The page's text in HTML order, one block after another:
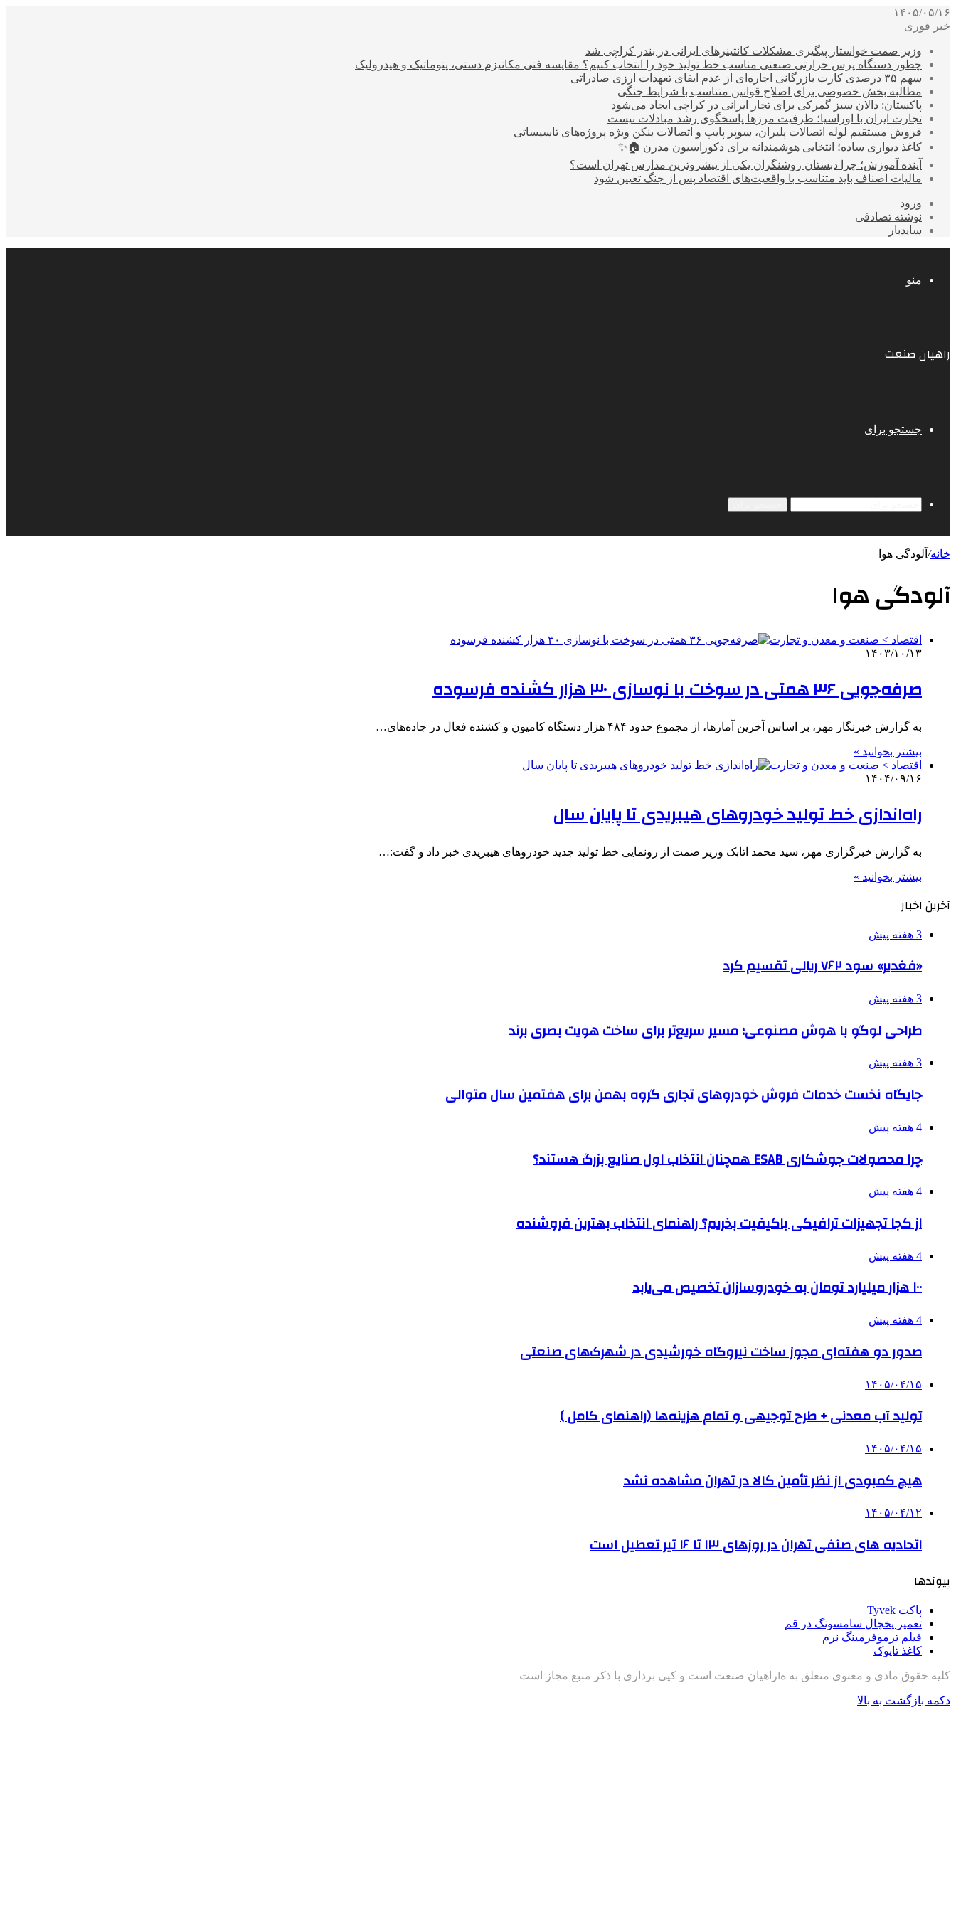
۱۴۰۵/۰۵/۱۶
خبر فوری
وزیر صمت خواستار پیگیری مشکلات کانتینرهای ایرانی در بندر کراچی شد
چطور دستگاه پرس حرارتی صنعتی مناسب خط تولید خود را انتخاب کنیم؟ مقایسه فنی مکانیزم دستی، پنوماتیک و هیدرولیک
سهم ۳۵ درصدی کارت بازرگانی اجاره‌ای از عدم ایفای تعهدات ارزی صادراتی
مطالبه بخش خصوصی برای اصلاح قوانین متناسب با شرایط جنگی
پاکستان: دالان سبز گمرکی برای تجار ایرانی در کراچی ایجاد می‌شود
تجارت ایران با اوراسیا؛ ظرفیت مرزها پاسخگوی رشد مبادلات نیست
فروش مستقیم لوله اتصالات پلیران، سوپر پایپ و اتصالات بنکن ویژه پروژه‌های تاسیساتی
کاغذ دیواری ساده؛ انتخابی هوشمندانه برای دکوراسیون مدرن 🏠✨
آینده آموزش؛ چرا دبستان روشنگران یکی از پیشروترین مدارس تهران است؟
مالیات اصناف باید متناسب با واقعیت‌های اقتصاد پس از جنگ تعیین شود
ورود
نوشته تصادفی
سایدبار
منو
راهیان صنعت
جستجو برای
خانه/ آلودگی هوا
آلودگی هوا
اقتصاد > صنعت و معدن و تجارت
۱۴۰۳/۱۰/۱۳
صرفه‌جویی ۳۶ همتی در سوخت با نوسازی ۳۰ هزار کشنده فرسوده
به گزارش خبرنگار مهر، بر اساس آخرین آمارها، از مجموع حدود ۴۸۴ هزار دستگاه کامیون و کشنده فعال در جاده‌های…
بیشتر بخوانید »
اقتصاد > صنعت و معدن و تجارت
۱۴۰۴/۰۹/۱۶
راه‌اندازی خط تولید خودروهای هیبریدی تا پایان سال
به گزارش خبرگزاری مهر، سید محمد اتابک وزیر صمت از رونمایی خط تولید جدید خودروهای هیبریدی خبر داد و گفت:…
بیشتر بخوانید »
آخرین اخبار
3 هفته پیش
«فغدیر» سود ۷۶۲ ریالی تقسیم کرد
3 هفته پیش
طراحی لوگو با هوش مصنوعی؛ مسیر سریع‌تر برای ساخت هویت بصری برند
3 هفته پیش
جایگاه نخست خدمات فروش خودروهای تجاری گروه بهمن برای هفتمین سال متوالی
4 هفته پیش
چرا محصولات جوشکاری ESAB همچنان انتخاب اول صنایع بزرگ هستند؟
4 هفته پیش
از کجا تجهیزات ترافیکی باکیفیت بخریم؟ راهنمای انتخاب بهترین فروشنده
4 هفته پیش
۱۰۰ هزار میلیارد تومان به خودروسازان تخصیص می‌یابد
4 هفته پیش
صدور دو هفته‌ای مجوز ساخت نیروگاه خورشیدی در شهرک‌های صنعتی
۱۴۰۵/۰۴/۱۵
تولید آب معدنی + طرح توجیهی و تمام هزینه‌ها (راهنمای کامل )
۱۴۰۵/۰۴/۱۵
هیچ کمبودی از نظر تأمین کالا در تهران مشاهده نشد
۱۴۰۵/۰۴/۱۲
اتحادیه های صنفی تهران در روزهای ۱۳ تا ۱۶ تیر تعطیل است
پیوندها
پاکت Tyvek
تعمیر یخچال سامسونگ در قم
فیلم ترموفرمینگ نرم
کاغذ تایوک
کلیه حقوق مادی و معنوی متعلق به هlراهیان صنعت است و کپی برداری با ذکر منبع مجاز است
دکمه بازگشت به بالا